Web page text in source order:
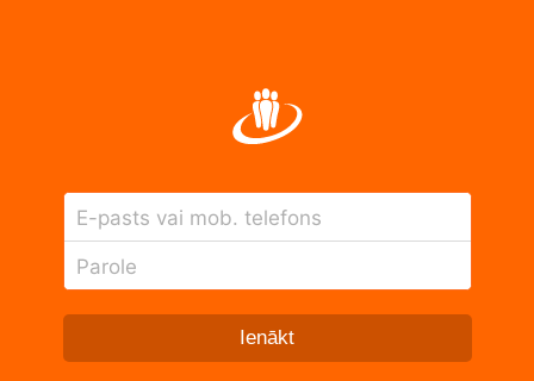
E-pasts vai mob. telefons
Parole
Ienākt